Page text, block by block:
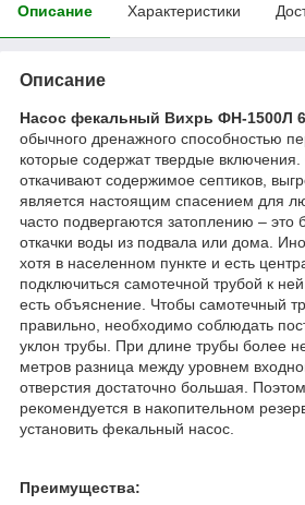
Описание Характеристики
Описание
Насос фекальный Вихрь ФН-1500Л
обычного дренажного способностью
которые содержат твердые
откачивают содержимое септиков,
является настоящим спасением для
часто подвергаются затоплению – это
откачки воды из подвала или дома.
хотя в населенном пункте и есть
подключиться самотечной трубой к
есть объяснение. Чтобы самотечный
правильно, необходимо соблюдать
уклон трубы. При длине трубы более
метров разница между уровнем
отверстия достаточно большая.
рекомендуется в накопительном
установить фекальный насос.
Преимущества: